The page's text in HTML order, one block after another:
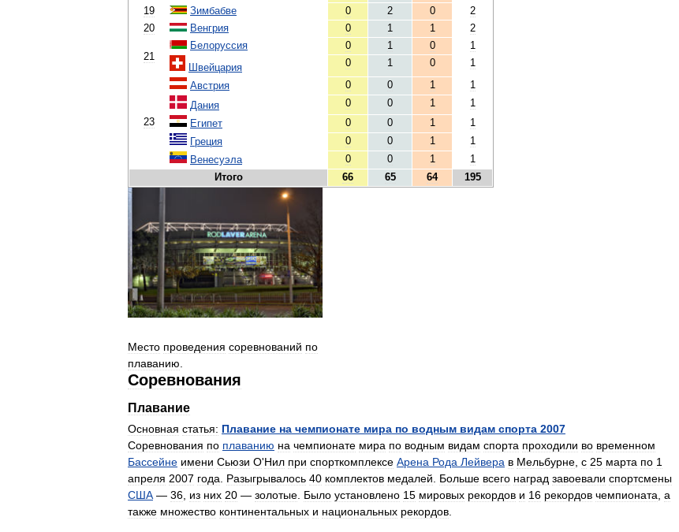
19
Зимбабве 0 2 0
2
20
Венгрия 0 1 1 2
21
Белоруссия 0 1 0
1
Швейцария
0 1 0 1
23
Австрия 0 0 1
1
Дания
0 0 1
1
Египет
0 0 1
1
Греция
0 0 1
1
Венесуэла
0 0 1
1
Итого
66 65 64 195
Место проведения соревнований по
плаванию
Соревнования
Плавание
Основная статья: Плавание на чемпионате мира по водным видам спорта 2007
Соревнования по плаванию на чемпионате мира по водным видам спорта проходили во временном
Бассейне имени Сьюзи О'Нил при спорткомплексе Арена Рода Лейвера в Мельбурне с 25 марта по 1
апреля 2007 года Разыгрывалось 40 комплектов медалей Больше всего наград завоевали спортсмены
США — 36 из них 20 — золотые Было установлено 15 мировых рекордов и 16 рекордов чемпионата а
также множество континентальных и национальных рекордов